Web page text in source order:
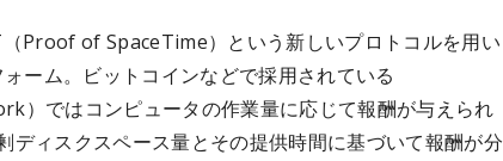
Proof of SpaceTime）という新しいプロトコルを用い
ーム。ビットコインなどで採用されている
）ではコンピュータの作業量に応じて報酬が与えられ
ディスクスペース量とその提供時間に基づいて報酬が分